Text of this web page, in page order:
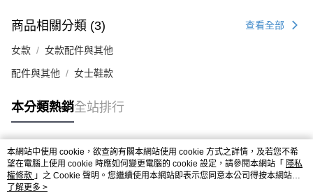
商品相關分類 (3) 查看全部
女款 女款配件與其他
配件與其他 女士鞋款
本分類熱銷全站排行
熱門標籤
本網站中使用 cookie，欲查詢有關本網站使用 cookie 方式之詳情，及若您不希
望在電腦上使用 cookie 時應如何變更電腦的 cookie 設定，請參閱本網站「 隱私
權條款 」之 Cookie 聲明。您繼續使用本網站即表示您同意本公司得按本網站使
用條款之 Cookie 聲明使用 cookie。
了解更多 >